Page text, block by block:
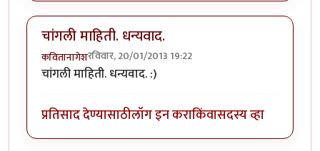
चांगली माहिती. धन्यवाद.
कवितानागेशरविवार, 20/01/2013 19:22
चांगली माहिती. धन्यवाद. :)
प्रतिसाद देण्यासाठीलॉग इन कराकिंवासदस्य व्हा